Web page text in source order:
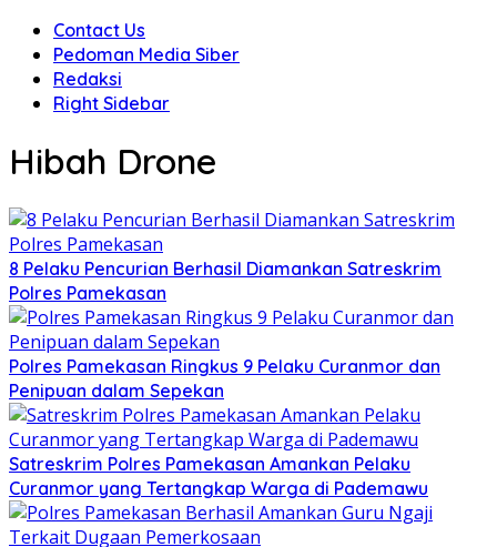
Contact Us
Pedoman Media Siber
Redaksi
Right Sidebar
Hibah Drone
8 Pelaku Pencurian Berhasil Diamankan Satreskrim
Polres Pamekasan
Polres Pamekasan Ringkus 9 Pelaku Curanmor dan
Penipuan dalam Sepekan
Satreskrim Polres Pamekasan Amankan Pelaku
Curanmor yang Tertangkap Warga di Pademawu